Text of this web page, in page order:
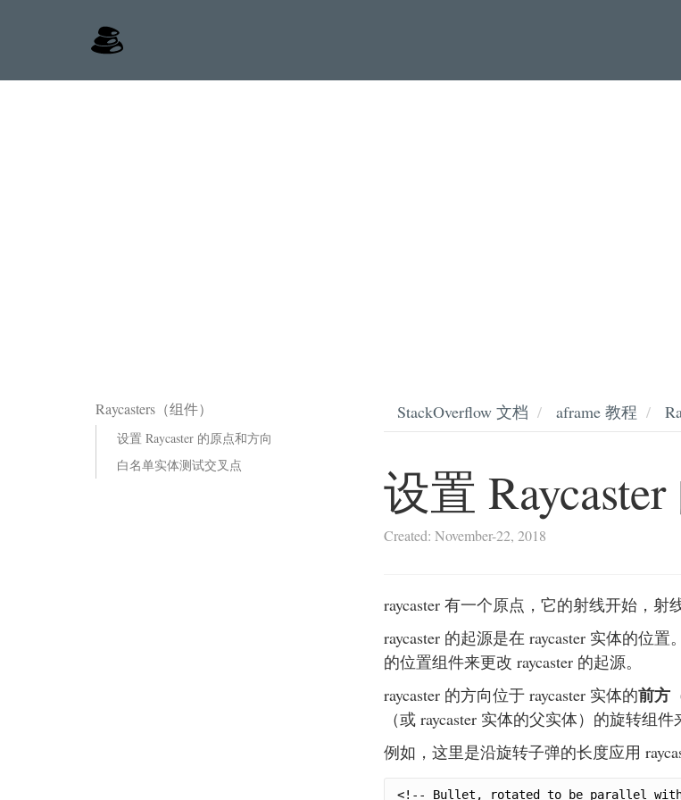
Raycasters（组件）
设置 Raycaster 的原点和方向
白名单实体测试交叉点
StackOverflow 文档 aframe 教程
设置
Created: November-22, 2018
raycaster 有一个原点，它的射线开始，射
raycaster 的起源是在 raycaster 实体的位
的位置组件来更改 raycaster 的起源。
raycaster 的方向位于 raycaster 实体的前方
（或 raycaster 实体的父实体）的旋转组件
例如，这里是沿旋转子弹的长度应用
<!-- Bullet, rotated to be parallel